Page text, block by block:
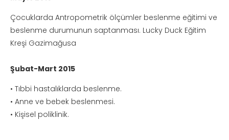
Çocuklarda Antropometrik ölçümler beslenme eğitimi ve
beslenme durumunun saptanması. Lucky Duck Eğitim
Kreşi Gazimağusa
Şubat-Mart 2015
• Tıbbi hastalıklarda beslenme.
• Anne ve bebek beslenmesi.
• Kişisel poliklinik.